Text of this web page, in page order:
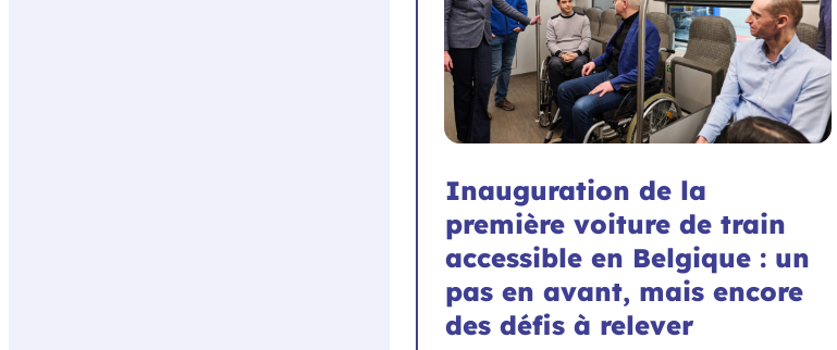
Inauguration de la
première voiture de train
accessible en Belgique : un
pas en avant, mais encore
des défis à relever